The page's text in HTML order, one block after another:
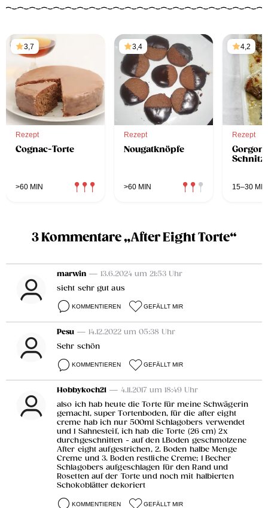
3,7
Rezept
Cognac-Torte
>60 MIN
3,4
Rezept
Nougatknöpfe
>60 MIN
4,2
Rezept
15–30 MIN
3 Kommentare „After Eight Torte“
marwin — 13.6.2024 um 21:53 Uhr
sieht sehr gut aus
KOMMENTIEREN GEFÄLLT MIR
Pesu — 14.12.2022 um 05:38 Uhr
Sehr schön
KOMMENTIEREN GEFÄLLT MIR
Hobbykoch21 — 4.11.2017 um 18:49 Uhr
also ich hab heute die Torte für meine Schwägerin
gemacht, super Tortenboden, für die after eight
creme hab ich nur 500ml Schlagobers verwendet
und 1 Sahnesteif, ich hab die Torte (26 cm) 2x
durchgeschnitten - auf den 1.Boden geschmolzene
After eight aufgestrichen, 2. Boden halbe Menge
Creme und 3. Boden restliche Creme; 1 Becher
Schlagobers aufgeschlagen für den Rand und
Rosetten auf der Torte und noch mit halbierten
Schokoblätter dekoriert
KOMMENTIEREN GEFÄLLT MIR